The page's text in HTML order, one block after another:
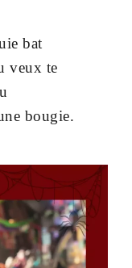
bat
veux te
bougie.